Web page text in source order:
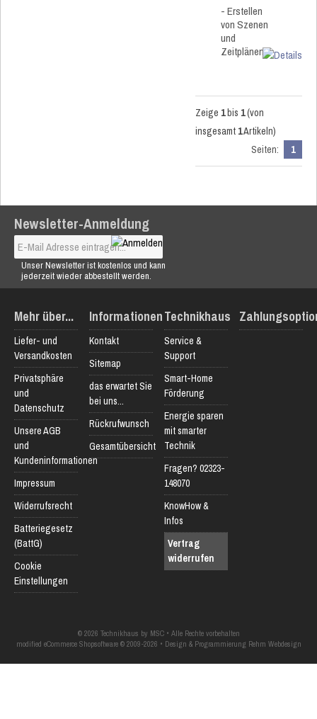
- Erstellen
von Szenen
und
Zeitplänen
Zeige 1bis 1(von
insgesamt 1Artikeln)
Seiten:
1
Newsletter-Anmeldung
Unser Newsletter ist kostenlos und kann
jederzeit wieder abbestellt werden.
Mehr über...
Liefer- und
Versandkosten
Privatsphäre
und
Datenschutz
Unsere AGB
und
Kundeninformationen
Impressum
Widerrufsrecht
Batteriegesetz
(BattG)
Cookie
Einstellungen
Informationen
Kontakt
Sitemap
das erwartet Sie
bei uns...
Rückrufwunsch
Gesamtübersicht
Technikhaus
Service &
Support
Smart-Home
Förderung
Energie sparen
mit smarter
Technik
Fragen? 02323-
148070
KnowHow &
Infos
Vertrag
widerrufen
© 2026 Technikhaus by MSC • Alle Rechte vorbehalten
modified eCommerce Shopsoftware © 2009-2026 • Design & Programmierung Rehm Webdesign